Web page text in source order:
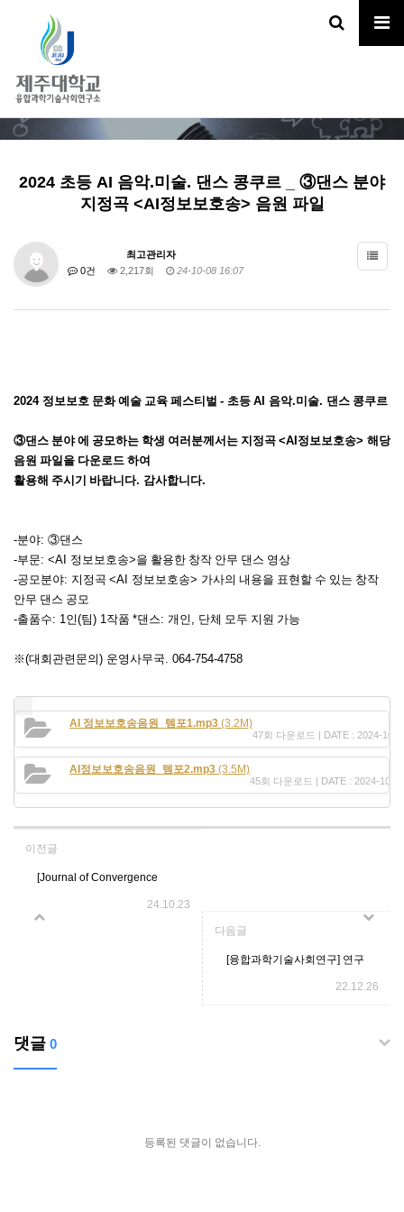
2024 초등 AI 음악.미술. 댄스 콩쿠르 _ ③댄스 분야
지정곡 <AI정보보호송> 음원 파일
최고관리자
0건
2,217회 24-10-08 16:07
2024 정보보호 문화 예술 교육 페스티벌 - 초등 AI 음악.미술. 댄스 콩쿠르
③댄스 분야 에 공모하는 학생 여러분께서는 지정곡 <AI 정보보호송> 해당
음원 파일을 다운로드 하여
활용해 주시기 바랍니다. 감사합니다.
-분야: ③댄스
-부문: <AI 정보보호송>을 활용한 창작 안무 댄스 영상
-공모분야: 지정곡 <AI 정보보호송> 가사의 내용을 표현할 수 있는 창작
안무 댄스 공모
-출품수: 1인(팀) 1작품 *댄스: 개인 , 단체 모두 지원 가능
※(대회관련문의) 운영사무국. 064-754-4758
AI 정보보호송음원_템포1.mp3 (3.2M)
47회 다운로드 | DATE : 2024-10-
AI정보보호송음원_템포2.mp3 (3.5M)
45회 다운로드 | DATE : 2024-10-
이전글
[Journal of Convergence
Science, Technology, and
24.10.23
다음글
[융합과학기술사회연구] 연구
22.12.26
댓글 0
등록된 댓글이 없습니다.